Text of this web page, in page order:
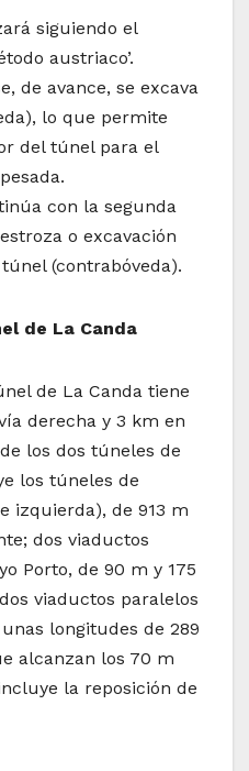
siguiendo el
austriaco’.
de avance, se excava
lo que permite
del túnel para el
con la segunda
o excavación
(contrabóveda).
de La Canda
de La Canda tiene
derecha y 3 km en
los dos túneles de
los túneles de
izquierda), de 913 m
dos viaductos
Porto, de 90 m y 175
viaductos paralelos
longitudes de 289
alcanzan los 70 m
la reposición de